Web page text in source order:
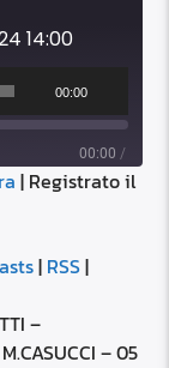
14:00
00:00
00:00 /
| Registrato il
| RSS|
–
– 05